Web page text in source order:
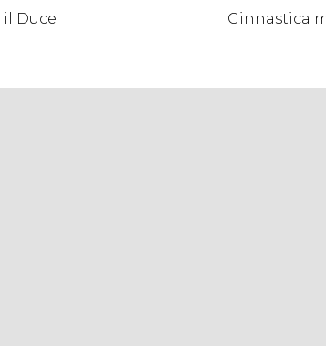
Duce Ginnastica